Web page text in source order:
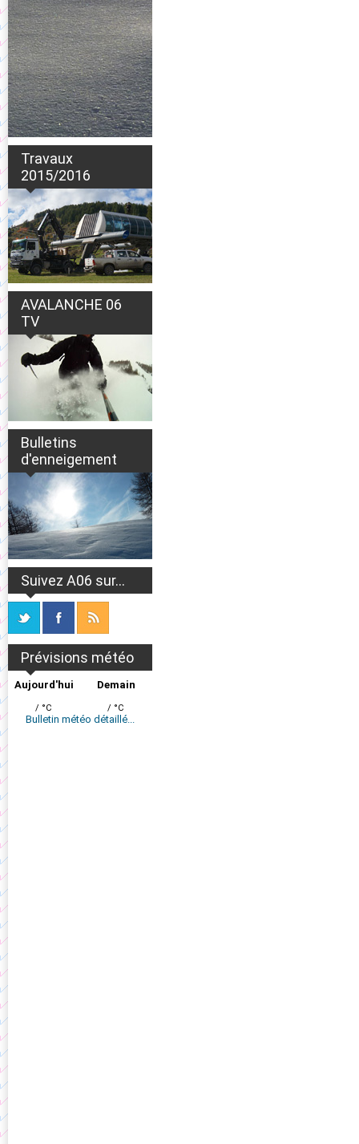
Travaux
2015/2016
AVALANCHE 06
TV
Bulletins
d'enneigement
Suivez A06 sur...
Prévisions météo
Aujourd'hui
/ °C
Demain
/ °C
Bulletin météo détaillé...